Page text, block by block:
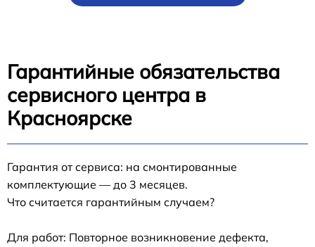
Гарантийные обязательства
сервисного центра в
Красноярске
Гарантия от сервиса: на смонтированные
комплектующие — до 3 месяцев.
Что считается гарантийным случаем?
Для работ: Повторное возникновение дефекта,